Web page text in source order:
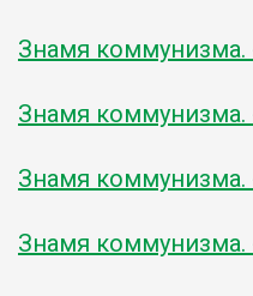
Знамя коммунизма.
Знамя коммунизма.
Знамя коммунизма.
Знамя коммунизма.